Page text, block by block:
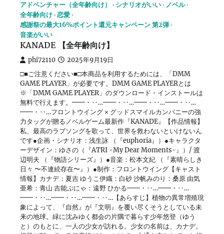
アドベンチャー（全年齢向け）
シナリオがいい
ノベル
全年齢向け 恋愛
感謝祭の最大16%ポイント還元キャンペーン 第2弾
音楽がいい
KANADE 【全年齢向け】
phi72110 2025年9月19日
□■ご注意ください■□本商品を利用するためには、「DMM
GAME PLAYER」が必要です。DMM GAME PLAYERとは
※「DMM GAME PLAYER」のダウンロード・インストールは
無料で行えます。━━・‥…━━・‥…━━・‥…━━・‥…
━━・‥…フロントウイング × グッドスマイルカンパニーの強
力タッグが贈るノベルゲーム最新作『KANADE』【作品情報】
私、最高のラブソングを歌って、世界を救わないといけないん
です●企画・シナリオ：浅生詠 （『euphoria』）●キャラクタ
ーデザイン：ゆさの（『ATRI -My Dear Moments-』）/ 渡
辺明夫 （『物語シリーズ』）●音楽：松本文紀 （『素晴らしき
日々 〜不連続存在〜』）●制作：フロントウイング【キャスト
情報】カナデ：夏吉 ゆうこ伊織：白砂 沙帆みのり：桑原 由気
亜希：青山 吉能ぷにゃ：遠野 ひかる━━・‥…━━・‥…
━━・‥…━━・‥…━━・‥…【あらすじ】植物の異常増殖現
象によって、『自然』が『文明』を覆い尽くそうとしている未
来の地球。緑に沈みゆく都会の片隅で暮らす少年悠登（ゆう
と）のもとに、一人の少女が訪れる。少女の名前は、カナデ。